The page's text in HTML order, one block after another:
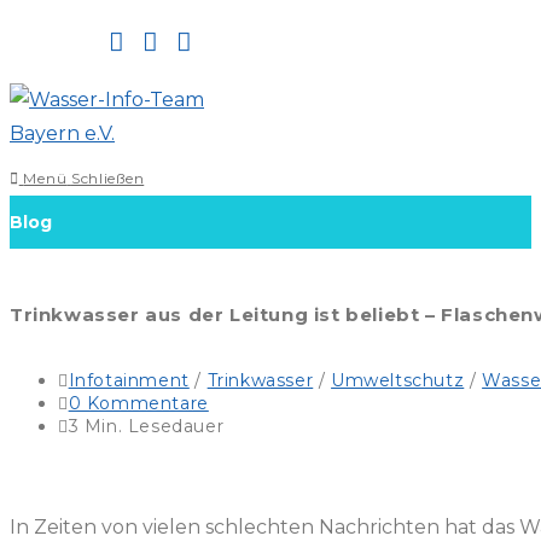
springen
Menü Schließen
Blog
Trinkwasser aus der Leitung ist beliebt –
Beitrags-
Kategorie:
Infotainment / Trinkwasser / Umweltschutz /
Beitrags-
Kommentare:
0 Kommentare
Lesedauer:
3 Min. Lesedauer
In Zeiten von vielen schlechten Nachrichten hat das